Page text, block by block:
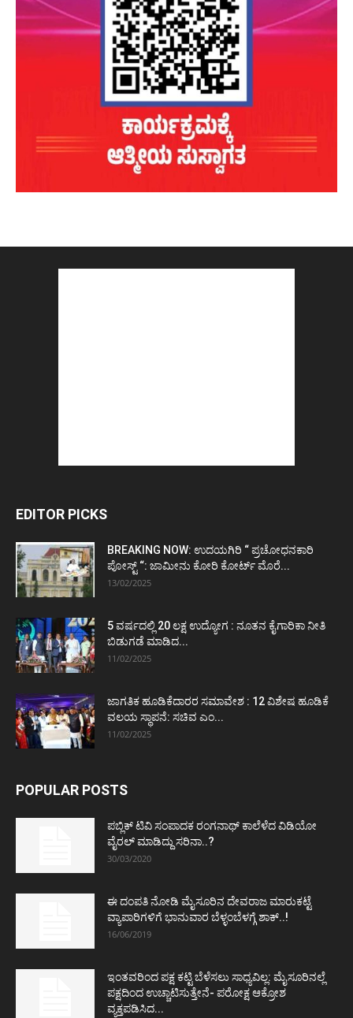
EDITOR PICKS
BREAKING NOW: ಉದಯಗಿರಿ “ ಪ್ರಚೋಧನಕಾರಿ
ಪೋಸ್ಟ್‌ “: ಜಾಮೀನು ಕೋರಿ ಕೋರ್ಟ್‌ ಮೊರೆ...
13/02/2025
5 ವರ್ಷದಲ್ಲಿ 20 ಲಕ್ಷ ಉದ್ಯೋಗ : ನೂತನ ಕೈಗಾರಿಕಾ ನೀತಿ
ಬಿಡುಗಡೆ ಮಾಡಿದ...
11/02/2025
ಜಾಗತಿಕ ಹೂಡಿಕೆದಾರರ ಸಮಾವೇಶ : 12 ವಿಶೇಷ ಹೂಡಿಕೆ
ವಲಯ ಸ್ಥಾಪನೆ: ಸಚಿವ ಎಂ...
11/02/2025
POPULAR POSTS
ಪಬ್ಲಿಕ್ ಟಿವಿ ಸಂಪಾದಕ ರಂಗನಾಥ್ ಕಾಲೆಳೆದ ವಿಡಿಯೋ
ವೈರಲ್ ಮಾಡಿದ್ದು ಸರಿನಾ..?
30/03/2020
ಈ ದಂಪತಿ ನೋಡಿ ಮೈಸೂರಿನ ದೇವರಾಜ ಮಾರುಕಟ್ಟೆ
ವ್ಯಾಪಾರಿಗಳಿಗೆ ಭಾನುವಾರ ಬೆಳ್ಳಂಬೆಳಗ್ಗೆ ಶಾಕ್..!
16/06/2019
ಇಂತವರಿಂದ ಪಕ್ಷ ಕಟ್ಟಿ ಬೆಳೆಸಲು ಸಾಧ್ಯವಿಲ್ಲ: ಮೈಸೂರಿನಲ್ಲೆ
ಪಕ್ಷದಿಂದ ಉಚ್ಚಾಟಿಸುತ್ತೇನೆ- ಪರೋಕ್ಷ ಆಕ್ರೋಶ
ವ್ಯಕ್ತಪಡಿಸಿದ...